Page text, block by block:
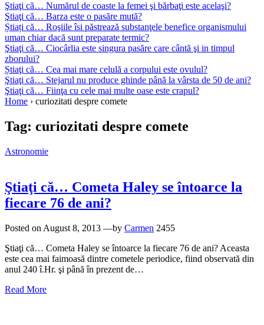
Ştiaţi că… Numărul de coaste la femei şi bărbaţi este acelaşi?
Ştiaţi că… Barza este o pasăre mută?
Știați că… Roşiile îsi păstrează substanţele benefice organismului
uman chiar dacă sunt preparate termic?
Ştiaţi că… Ciocârlia este singura pasăre care cântă şi in timpul
zborului?
Știaţi că… Cea mai mare celulă a corpului este ovulul?
Ştiaţi că… Stejarul nu produce ghinde până la vârsta de 50 de ani?
Ştiaţi că… Fiinţa cu cele mai multe oase este crapul?
Home › curiozitati despre comete
Tag: curiozitati despre comete
Astronomie
Ştiaţi că… Cometa Haley se întoarce la
fiecare 76 de ani?
Posted on August 8, 2013 —by Carmen 2455
Ştiaţi că… Cometa Haley se întoarce la fiecare 76 de ani? Aceasta
este cea mai faimoasă dintre cometele periodice, fiind observată din
anul 240 î.Hr. şi până în prezent de…
Read More